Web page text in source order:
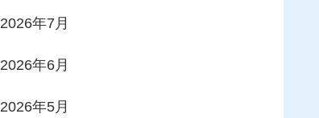
2026年7月
2026年6月
2026年5月